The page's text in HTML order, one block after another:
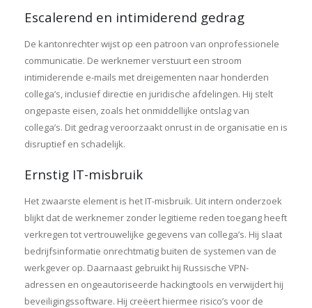
Escalerend en intimiderend gedrag
De kantonrechter wijst op een patroon van onprofessionele
communicatie. De werknemer verstuurt een stroom
intimiderende e-mails met dreigementen naar honderden
collega’s, inclusief directie en juridische afdelingen. Hij stelt
ongepaste eisen, zoals het onmiddellijke ontslag van
collega’s. Dit gedrag veroorzaakt onrust in de organisatie en is
disruptief en schadelijk.
Ernstig IT-misbruik
Het zwaarste element is het IT-misbruik. Uit intern onderzoek
blijkt dat de werknemer zonder legitieme reden toegang heeft
verkregen tot vertrouwelijke gegevens van collega’s. Hij slaat
bedrijfsinformatie onrechtmatig buiten de systemen van de
werkgever op. Daarnaast gebruikt hij Russische VPN-
adressen en ongeautoriseerde hackingtools en verwijdert hij
beveiligingssoftware. Hij creëert hiermee risico’s voor de